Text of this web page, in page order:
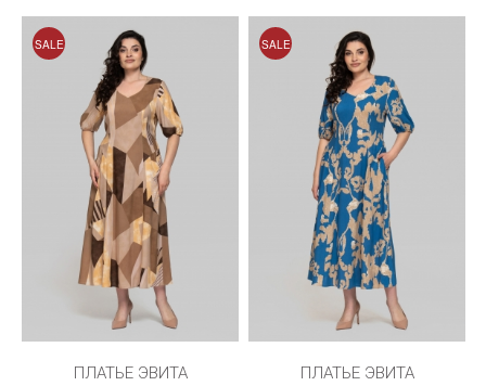
SALE
ПЛАТЬЕ ЭВИТА
SALE
ПЛАТЬЕ ЭВИТА